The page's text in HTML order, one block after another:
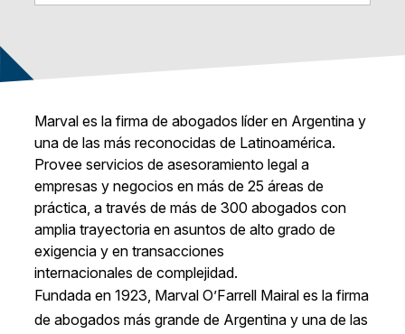
Marval es la firma de abogados líder en Argentina y
una de las más reconocidas de Latinoamérica.
Provee servicios de asesoramiento legal a
empresas y negocios en más de 25 áreas de
práctica, a través de más de 300 abogados con
amplia trayectoria en asuntos de alto grado de
exigencia y en transacciones
internacionales de complejidad.
Fundada en 1923, Marval O’Farrell Mairal es la firma
de abogados más grande de Argentina y una de las